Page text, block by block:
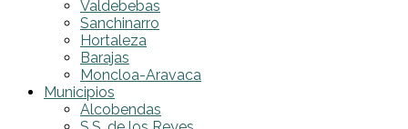
Valdebebas
Sanchinarro
Hortaleza
Barajas
Moncloa-Aravaca
Municipios
Alcobendas